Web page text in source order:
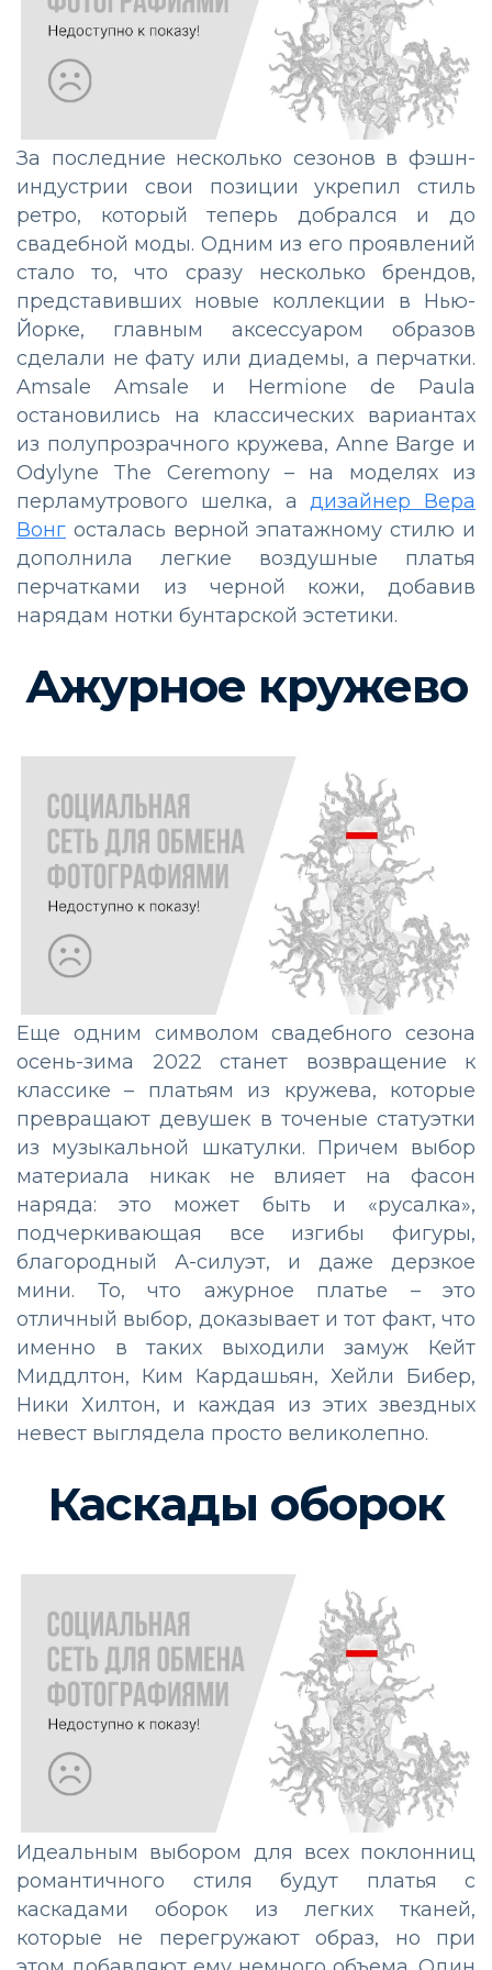
За последние несколько сезонов в фэшн-
индустрии свои позиции укрепил стиль
ретро, который теперь добрался и до
свадебной моды. Одним из его проявлений
стало то, что сразу несколько брендов,
представивших новые коллекции в Нью-
Йорке, главным аксессуаром образов
сделали не фату или диадемы, а перчатки.
Amsale Amsale и Hermione de Paula
остановились на классических вариантах
из полупрозрачного кружева, Anne Barge и
Odylyne The Ceremony – на моделях из
перламутрового шелка, адизайнер Вера
Вонг осталась верной эпатажному стилю и
дополнила легкие воздушные платья
перчатками из черной кожи, добавив
нарядам нотки бунтарской эстетики.
Ажурное кружево
Еще одним символом свадебного сезона
осень-зима 2022 станет возвращение к
классике – платьям из кружева, которые
превращают девушек в точеные статуэтки
из музыкальной шкатулки. Причем выбор
материала никак не влияет на фасон
наряда: это может быть и «русалка»,
подчеркивающая все изгибы фигуры,
благородный А-силуэт, и даже дерзкое
мини. То, что ажурное платье – это
отличный выбор, доказывает и тот факт, что
именно в таких выходили замуж Кейт
Миддлтон, Ким Кардашьян, Хейли Бибер,
Ники Хилтон, и каждая из этих звездных
невест выглядела просто великолепно.
Каскады оборок
Идеальным выбором для всех поклонниц
романтичного стиля будут платья с
каскадами оборок из легких тканей,
которые не перегружают образ, но при